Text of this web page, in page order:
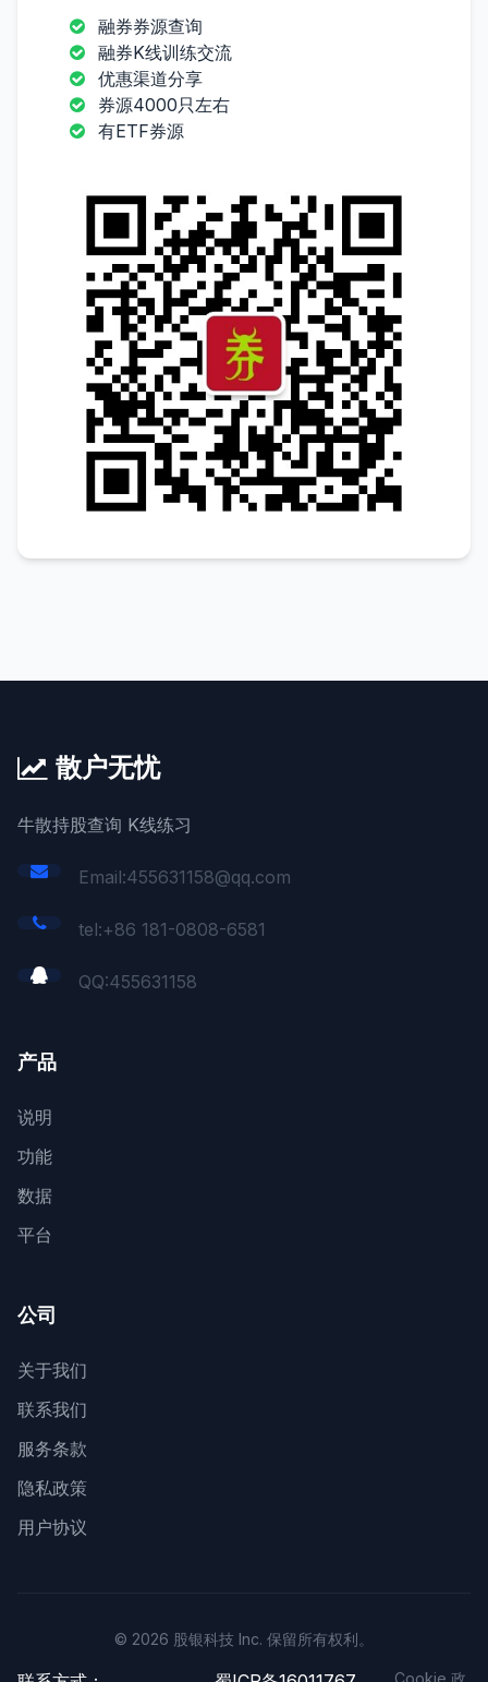
融券券源查询
融券K线训练交流
优惠渠道分享
券源4000只左右
有ETF券源
散户无忧
牛散持股查询 K线练习
Email:455631158@qq.com
tel:+86 181-0808-6581
QQ:455631158
产品
说明
功能
数据
平台
公司
关于我们
联系我们
服务条款
隐私政策
用户协议
© 2026 股银科技 Inc. 保留所有权利。
Cookie 政